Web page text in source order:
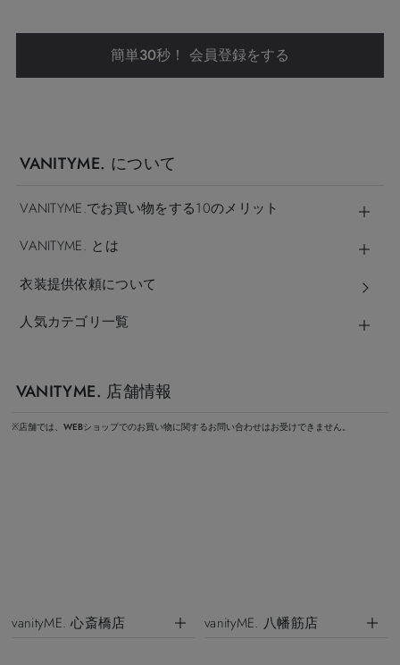
簡単30秒！ 会員登録をする
VANITYME. について
VANITYME.でお買い物をする10のメリット
VANITYME. とは
衣装提供依頼について
人気カテゴリ一覧
VANITYME. 店舗情報
※店舗では、WEBショップでのお買い物に関するお問い合わせはお受けできません。
vanityME. 心斎橋店 vanityME. 八幡筋店